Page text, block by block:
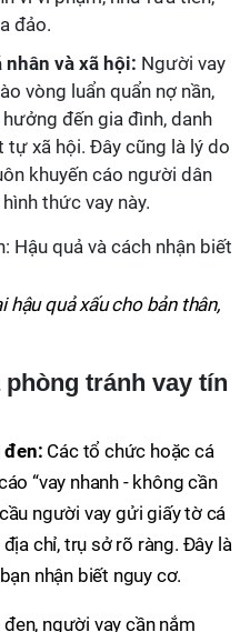
đảo.
và xã hội: Người vay
vòng luẩn quẩn nợ nần,
đến gia đình, danh
tự xã hội. Đây cũng là lý do
khuyến cáo người dân
thức vay này.
hậu quả xấu cho bản thân,
tránh vay tín
đen: Các tổ chức hoặc cá
“vay nhanh - không cần
người vay gửi giấy tờ cá
chỉ, trụ sở rõ ràng. Đây là
nhận biết nguy cơ.
người vay cần nắm